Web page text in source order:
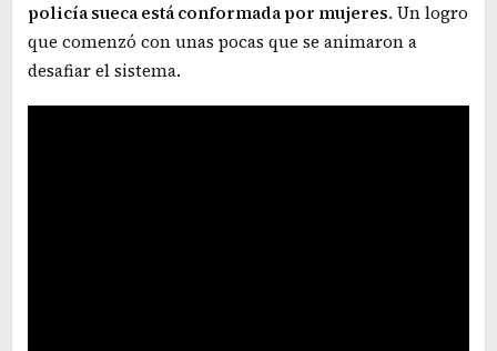
policía sueca está conformada por mujeres. Un logro
que comenzó con unas pocas que se animaron a
desafiar el sistema.